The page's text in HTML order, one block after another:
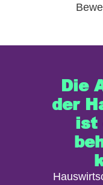
Die
der
ist